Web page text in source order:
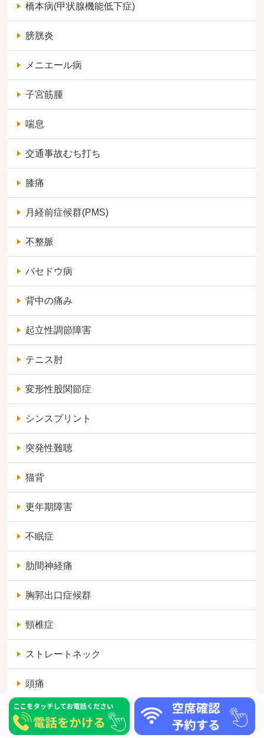
橋本病(甲状腺機能低下症)
膀胱炎
メニエール病
子宮筋腫
喘息
交通事故むち打ち
膝痛
月経前症候群(PMS)
不整脈
バセドウ病
背中の痛み
起立性調節障害
テニス肘
変形性股関節症
シンスプリント
突発性難聴
猫背
更年期障害
不眠症
肋間神経痛
胸郭出口症候群
頸椎症
ストレートネック
頭痛
逆流性食道炎